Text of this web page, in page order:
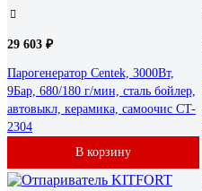
29 603 ₽
Парогенератор Centek, 3000Вт,
9Бар, 680/180 г/мин, сталь бойлер,
автовыкл, керамика, самоочис CT-
2304
В корзину